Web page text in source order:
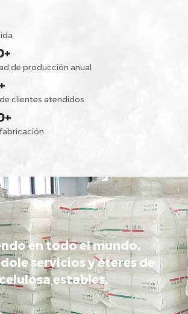
+
de producción anual
+
clientes atendidos
+
en todo el mundo,
servicios y éteres de
estables.